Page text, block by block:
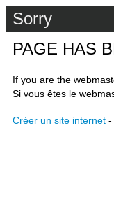
Sorry
PAGE HAS
If you are the
Si vous êtes le
Créer un site internet -